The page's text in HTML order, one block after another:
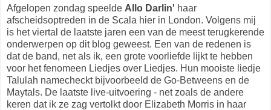
Afgelopen zondag speelde Allo Darlin' haar
afscheidsoptreden in de Scala hier in London. Volgens mij
is het viertal de laatste jaren een van de meest terugkerende
onderwerpen op dit blog geweest. Een van de redenen is
dat de band, net als ik, een grote voorliefde lijkt te hebben
voor het fenomeen Liedjes over Liedjes. Hun mooiste liedje
Talulah namecheckt bijvoorbeeld de Go-Betweens en de
Maytals. De laatste live-uitvoering - net zoals de andere
keren dat ik ze zag vertolkt door Elizabeth Morris in haar